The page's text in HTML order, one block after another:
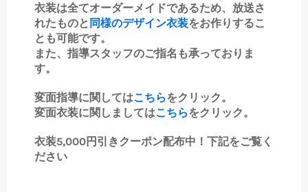
衣装は全てオーダーメイドであるため、放送さ
れたものと 同様のデザイン衣装をお作りするこ
とも可能です。
また、指導スタッフのご指名も承っておりま
す。
変面指導に関してはこちらをクリック。
変面衣装に関しましてはこちらをクリック。
衣装5,000円引きクーポン配布中！下記をご覧く
ださい